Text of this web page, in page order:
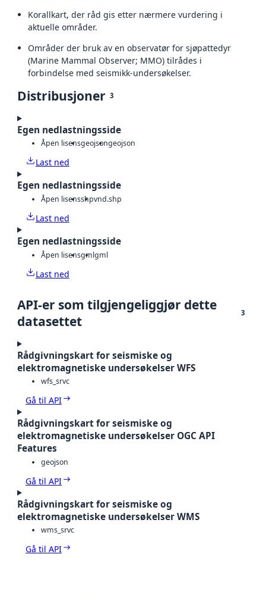
Korallkart, der råd gis etter nærmere vurdering i
aktuelle områder.
Områder der bruk av en observatør for sjøpattedyr
(Marine Mammal Observer; MMO) tilrådes i
forbindelse med seismikk-undersøkelser.
Distribusjoner 3
Egen nedlastningsside
Åpen lisensgeojsongeojson
Last ned
Egen nedlastningsside
Åpen lisensshpvnd.shp
Last ned
Egen nedlastningsside
Åpen lisensgmlgml
Last ned
API-er som tilgjengeliggjør dette
datasettet
3
Rådgivningskart for seismiske og
elektromagnetiske undersøkelser WFS
wfs_srvc
Gå til API
Rådgivningskart for seismiske og
elektromagnetiske undersøkelser OGC API
Features
geojson
Gå til API
Rådgivningskart for seismiske og
elektromagnetiske undersøkelser WMS
wms_srvc
Gå til API